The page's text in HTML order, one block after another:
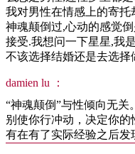
我对男性在情感上的寄
神魂颠倒过,心动的感觉
接受.我想问一下星星,我
不该选择结婚还是去选择
damien lu ：
“神魂颠倒”与性倾向无
别使你行冲动，决定你
有在有了实际经验之后发